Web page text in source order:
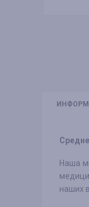
ИНФО
Наша
наших